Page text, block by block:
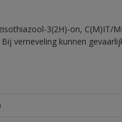
3(2H)-on, C(M)IT/
verneveling kunnen